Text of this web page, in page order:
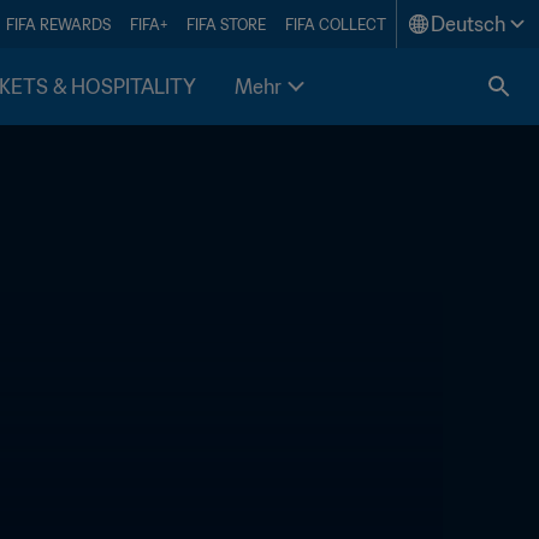
FIFA REWARDS FIFA+ FIFA STORE FIFA COLLECT Deutsch
& HOSPITALITY Mehr